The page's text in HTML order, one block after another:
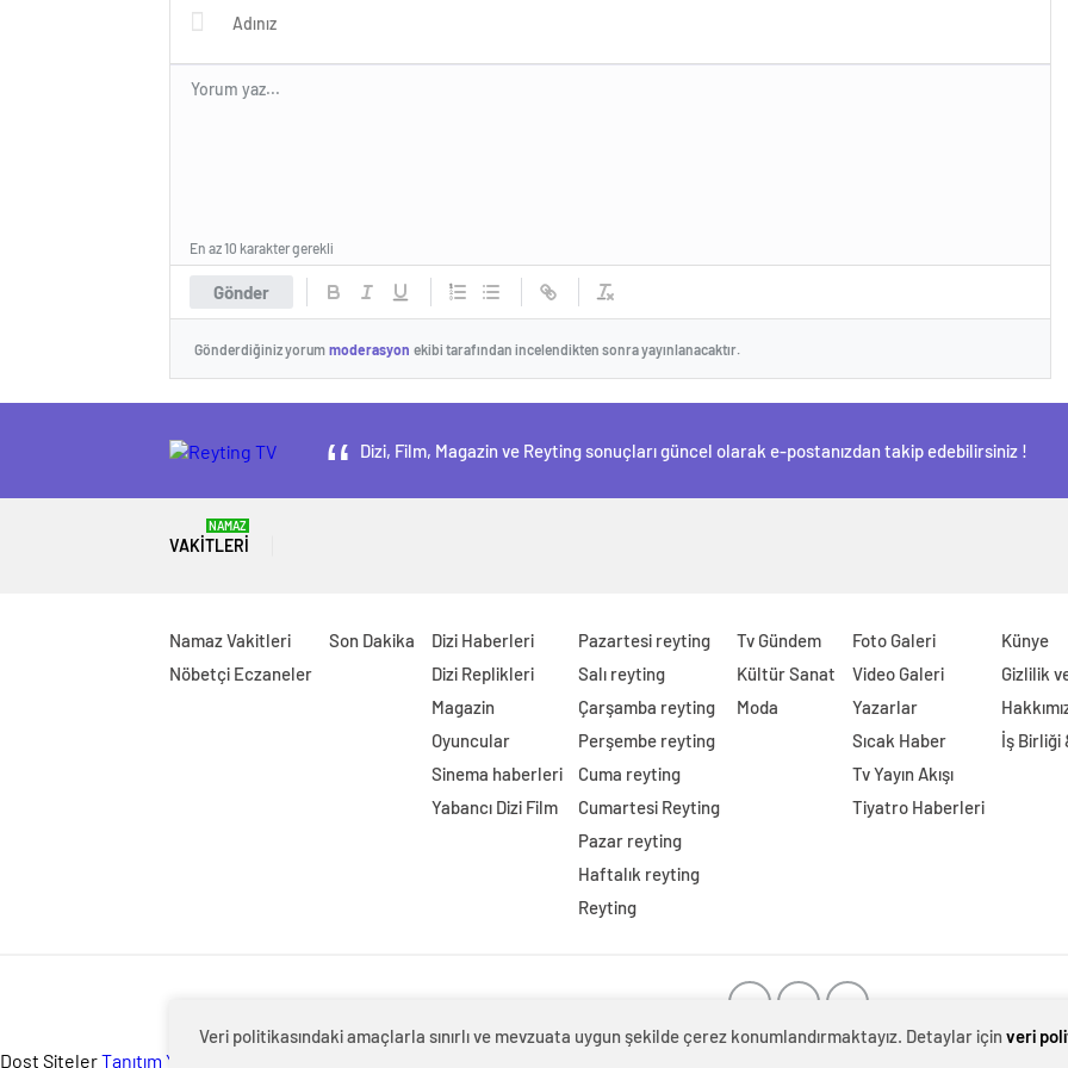
Gönder
En az 10 karakter gerekli
Gönderdiğiniz yorum moderasyon ekibi tarafından incelendikten sonra yayınlanacaktır.
Dizi, Film, Magazin ve Reyting sonuçları güncel olarak e-postanızdan takip edebilirsiniz !
VAKITLERI
NAMAZ
Namaz Vakitleri
Nöbetçi Eczaneler
Son Dakika
Dizi Haberleri
Dizi Replikleri
Magazin
Oyuncular
Sinema haberleri
Yabancı Dizi Film
Pazartesi reyting
Salı reyting
Çarşamba reyting
Perşembe reyting
Cuma reyting
Cumartesi Reyting
Pazar reyting
Haftalık reyting
Reyting
Tv Gündem
Kültür Sanat
Moda
Foto Galeri
Video Galeri
Yazarlar
Sıcak Haber
Tv Yayın Akışı
Tiyatro Haberleri
Künye
Gizlilik
İş Birliği
Veri politikasındaki amaçlarla sınırlı ve mevzuata uygun şekilde çerez konumlandırmaktayız. Detaylar için veri
Dost SitelerTanıtım Yazısı